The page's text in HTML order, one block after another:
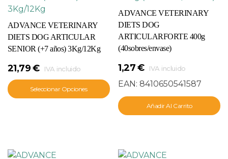
ADVANCE VETERINARY
DIETS DOG ARTICULAR
SENIOR (+7 años) 3Kg/12Kg
21,79€ IVA incluido
Seleccionar Opciones
ADVANCE VETERINARY
DIETS DOG
ARTICULARFORTE 400g
(40sobres/envase)
1,27€ IVA incluido
EAN:8410650541587
Añadir Al Carrito